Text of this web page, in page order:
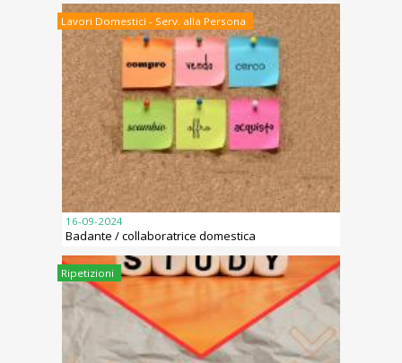
Lavori Domestici - Serv. alla Persona
16-09-2024
Badante / collaboratrice domestica
Ripetizioni